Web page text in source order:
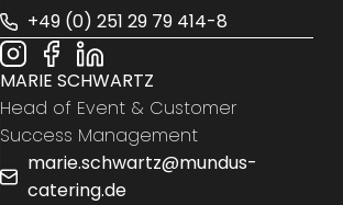
+49 (0) 251 29 79 414-8
MARIE SCHWARTZ
Head of Event & Customer
Success Management
marie.schwartz@mundus-
catering.de